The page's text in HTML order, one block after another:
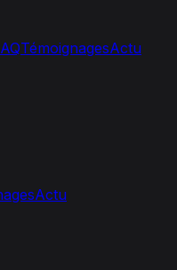
TémoignagesActu
Actu